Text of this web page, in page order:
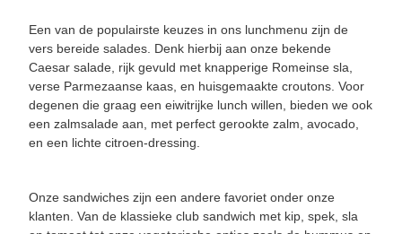
Een van de populairste keuzes in ons lunchmenu zijn de
vers bereide salades. Denk hierbij aan onze bekende
Caesar salade, rijk gevuld met knapperige Romeinse sla,
verse Parmezaanse kaas, en huisgemaakte croutons. Voor
degenen die graag een eiwitrijke lunch willen, bieden we ook
een zalmsalade aan, met perfect gerookte zalm, avocado,
en een lichte citroen-dressing.
Onze sandwiches zijn een andere favoriet onder onze
klanten. Van de klassieke club sandwich met kip, spek, sla